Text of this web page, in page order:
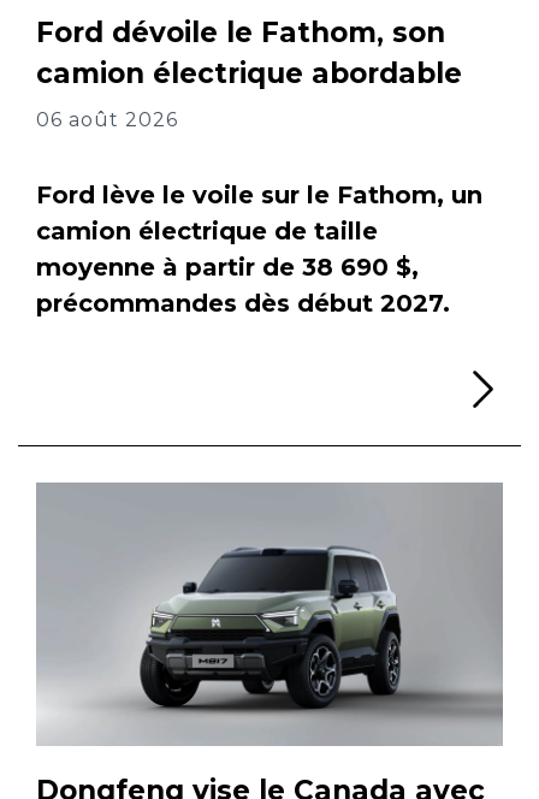
Ford dévoile le Fathom, son
camion électrique abordable
06 août 2026
Ford lève le voile sur le Fathom, un
camion électrique de taille
moyenne à partir de 38 690 $,
précommandes dès début 2027.
Dongfeng vise le Canada avec